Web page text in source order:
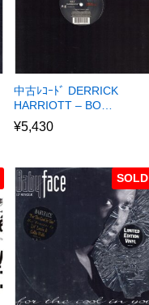
中古ﾚｺｰﾄﾞ DERRICK
HARRIOTT – BO…
¥5,430
SOLD